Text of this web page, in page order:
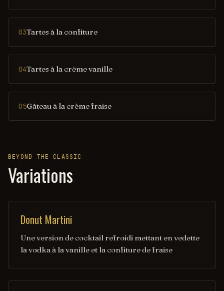
03Tartes à la confiture
04Tartes à la crème vanille
05Gâteau à la crème fraise
BEYOND THE CLASSIC
Variations
Donut Martini
Une version de cocktail refroidi mettant en vedette
la vodka à la vanille et la confiture de fraise